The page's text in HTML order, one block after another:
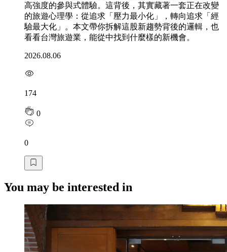
高強度的參與式體驗。這背後，其實藏著一套正在改變
的旅遊心理學：從追求「壓力最小化」，轉向追求「經
驗最大化」。本文帶你拆解這股新趨勢背後的邏輯，也
看看台灣旅遊業，能從中找到什麼樣的新機會。
2026.08.06
174
0
0
You may be interested in